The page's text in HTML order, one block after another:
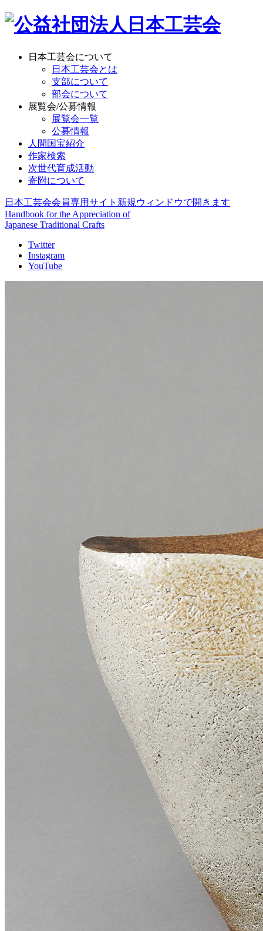
日本工芸会について
日本工芸会とは
支部について
部会について
展覧会/公募情報
展覧会一覧
公募情報
人間国宝紹介
作家検索
次世代育成活動
寄附について
日本工芸会会員専用サイト 新規ウィンドウで開きます
Handbook for the Appreciation of
Japanese Traditional Crafts
Twitter
Instagram
YouTube